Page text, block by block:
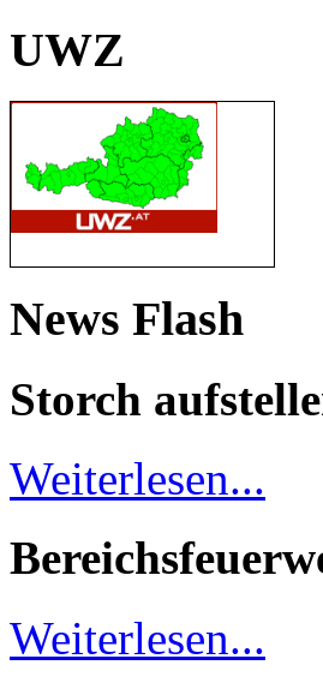
UWZ
News Flash
Storch
Weiterlesen...
Weiterlesen...